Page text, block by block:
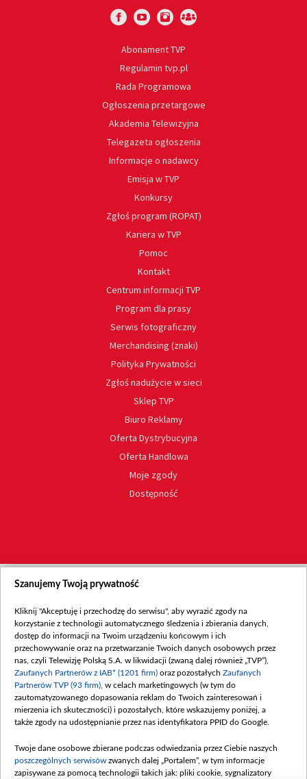
Abonament TVP
Regulamin tvp.pl
Rada Programowa
Ogłoszenia przetargowe
Akademia Telewizyjna
Telegazeta ogłoszenia
Informacje o nadawcy
Emisja w TVP
Konkursy
Zgłoś program (ROPAT)
Kariera w TVP
Pomoc
Kontakt
Centrum informacji TVP
Program dla prasy
Serwis fotograficzny
Merchandising (znaki)
Polityka Prywatności
Zgłoś nadużycie w sieci
Sklep TVP
Biuro Reklamy
Oferta Dystrybucyjna
Oferta Handlowa
Moje zgody
Dostępność
Szanujemy Twoją prywatność
Kliknij "Akceptuję i przechodzę do serwisu", aby wyrazić zgody na
korzystanie z technologii automatycznego śledzenia i zbierania danych,
dostęp do informacji na Twoim urządzeniu końcowym i ich
przechowywanie oraz na przetwarzanie Twoich danych osobowych przez
nas, czyli Telewizję Polską S.A. w likwidacji (zwaną dalej również „TVP”),
Zaufanych Partnerów z IAB* (1201 firm) oraz pozostałych Zaufanych
Partnerów TVP (93 firm) , w celach marketingowych (w tym do
zautomatyzowanego dopasowania reklam do Twoich zainteresowań i
mierzenia ich skuteczności) i pozostałych, które wskazujemy poniżej, a
także zgody na udostępnianie przez nas identyfikatora PPID do Google.
Twoje dane osobowe zbierane podczas odwiedzania przez Ciebie naszych
poszczególnych serwisów zwanych dalej „Portalem”, w tym informacje
zapisywane za pomocą technologii takich jak: pliki cookie, sygnalizatory